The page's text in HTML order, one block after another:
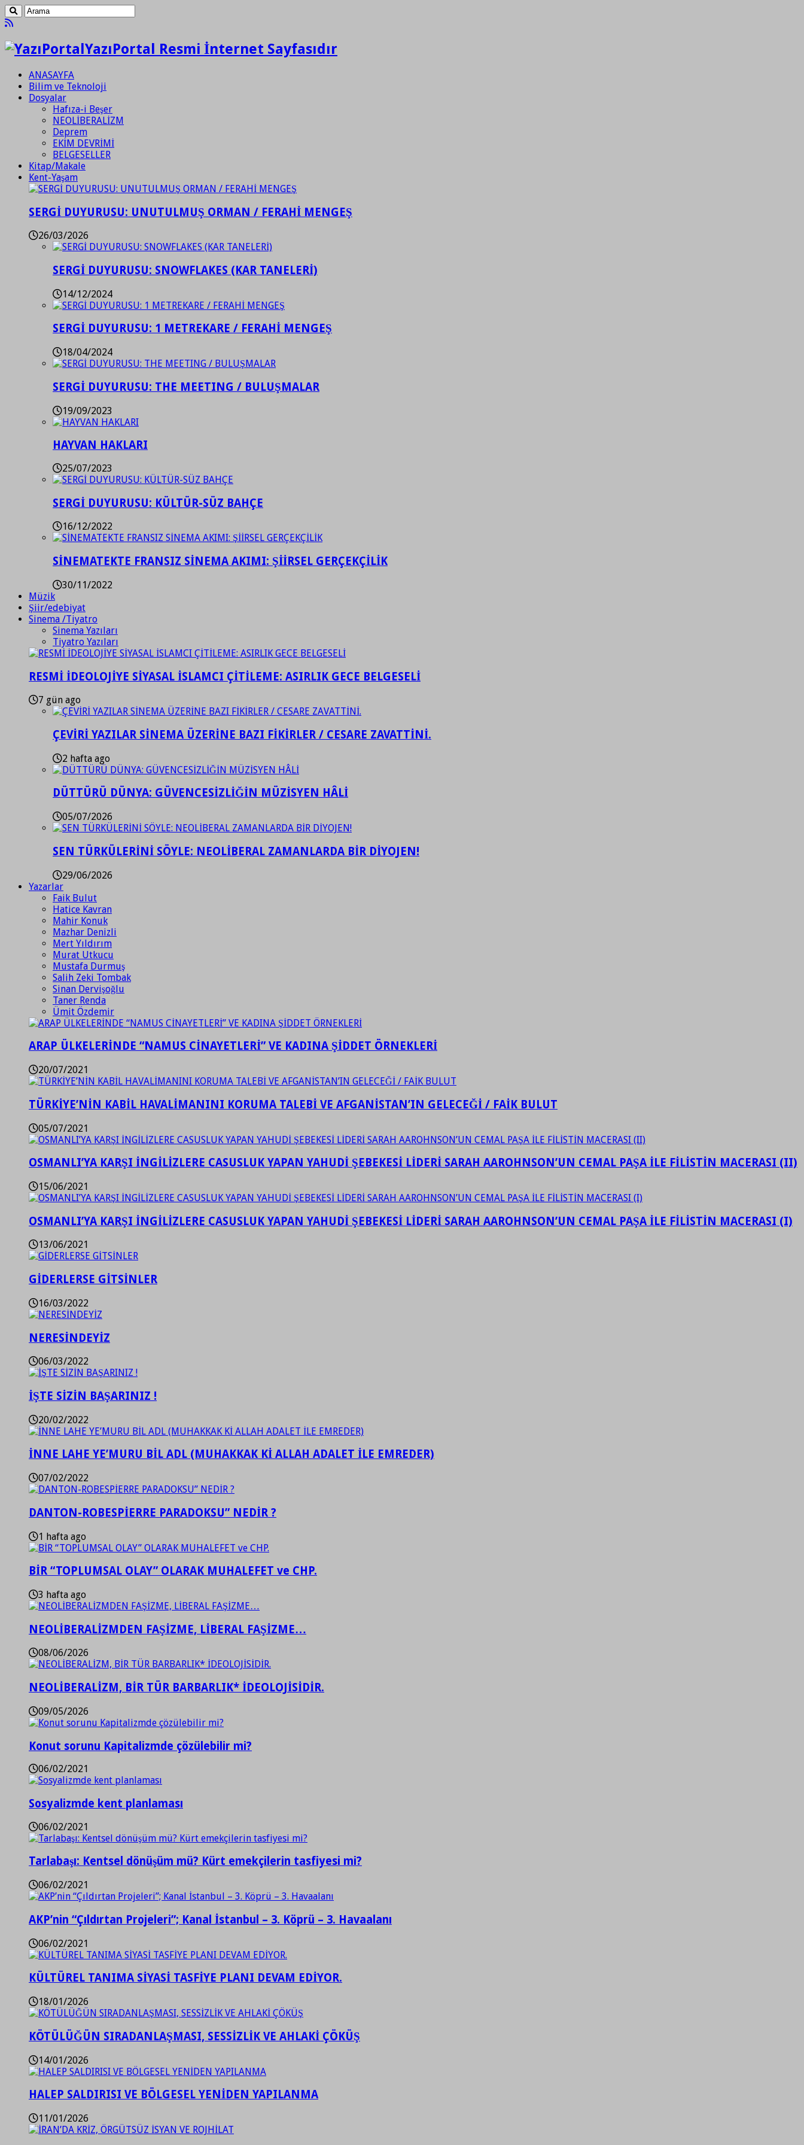
YazıPortal Resmi İnternet Sayfasıdır
ANASAYFA
Bilim ve Teknoloji
Dosyalar
Hafıza-i Beşer
NEOLİBERALİZM
Deprem
EKİM DEVRİMİ
BELGESELLER
Kitap/Makale
Kent-Yaşam
SERGİ DUYURUSU: UNUTULMUŞ ORMAN / FERAHİ MENGEŞ
26/03/2026
SERGİ DUYURUSU: SNOWFLAKES (KAR TANELERİ)
14/12/2024
SERGİ DUYURUSU: 1 METREKARE / FERAHİ MENGEŞ
18/04/2024
SERGİ DUYURUSU: THE MEETING / BULUŞMALAR
19/09/2023
HAYVAN HAKLARI
25/07/2023
SERGİ DUYURUSU: KÜLTÜR-SÜZ BAHÇE
16/12/2022
SİNEMATEKTE FRANSIZ SİNEMA AKIMI: ŞİİRSEL GERÇEKÇİLİK
30/11/2022
Müzik
Şiir/edebiyat
Sinema /Tiyatro
Sinema Yazıları
Tiyatro Yazıları
RESMİ İDEOLOJİYE SİYASAL İSLAMCI ÇİTİLEME: ASIRLIK GECE BELGESELİ
7 gün ago
ÇEVİRİ YAZILAR SİNEMA ÜZERİNE BAZI FİKİRLER / CESARE ZAVATTİNİ.
2 hafta ago
DÜTTÜRÜ DÜNYA: GÜVENCESİZLİĞİN MÜZİSYEN HÂLİ
05/07/2026
SEN TÜRKÜLERİNİ SÖYLE: NEOLİBERAL ZAMANLARDA BİR DİYOJEN!
29/06/2026
Yazarlar
Faik Bulut
Hatice Kavran
Mahir Konuk
Mazhar Denizli
Mert Yıldırım
Murat Utkucu
Mustafa Durmuş
Salih Zeki Tombak
Sinan Dervişoğlu
Taner Renda
Ümit Özdemir
ARAP ÜLKELERİNDE “NAMUS CİNAYETLERİ” VE KADINA ŞİDDET ÖRNEKLERİ
20/07/2021
TÜRKİYE’NİN KABİL HAVALİMANINI KORUMA TALEBİ VE AFGANİSTAN’IN GELECEĞİ / FAİK BULUT
05/07/2021
OSMANLI’YA KARŞI İNGİLİZLERE CASUSLUK YAPAN YAHUDİ ŞEBEKESİ LİDERİ SARAH AAROHNSON’UN CEMAL PAŞA İLE FİLİSTİN MACERASI (II)
15/06/2021
OSMANLI’YA KARŞI İNGİLİZLERE CASUSLUK YAPAN YAHUDİ ŞEBEKESİ LİDERİ SARAH AAROHNSON’UN CEMAL PAŞA İLE FİLİSTİN MACERASI (I)
13/06/2021
GİDERLERSE GİTSİNLER
16/03/2022
NERESİNDEYİZ
06/03/2022
İŞTE SİZİN BAŞARINIZ !
20/02/2022
İNNE LAHE YE’MURU BİL ADL (MUHAKKAK Kİ ALLAH ADALET İLE EMREDER)
07/02/2022
DANTON-ROBESPİERRE PARADOKSU” NEDİR ?
1 hafta ago
BİR “TOPLUMSAL OLAY” OLARAK MUHALEFET ve CHP.
3 hafta ago
NEOLİBERALİZMDEN FAŞİZME, LİBERAL FAŞİZME…
08/06/2026
NEOLİBERALİZM, BİR TÜR BARBARLIK* İDEOLOJİSİDİR.
09/05/2026
Konut sorunu Kapitalizmde çözülebilir mi?
06/02/2021
Sosyalizmde kent planlaması
06/02/2021
Tarlabaşı: Kentsel dönüşüm mü? Kürt emekçilerin tasfiyesi mi?
06/02/2021
AKP’nin “Çıldırtan Projeleri”; Kanal İstanbul – 3. Köprü – 3. Havaalanı
06/02/2021
KÜLTÜREL TANIMA SİYASİ TASFİYE PLANI DEVAM EDİYOR.
18/01/2026
KÖTÜLÜĞÜN SIRADANLAŞMASI, SESSİZLİK VE AHLAKİ ÇÖKÜŞ
14/01/2026
HALEP SALDIRISI VE BÖLGESEL YENİDEN YAPILANMA
11/01/2026